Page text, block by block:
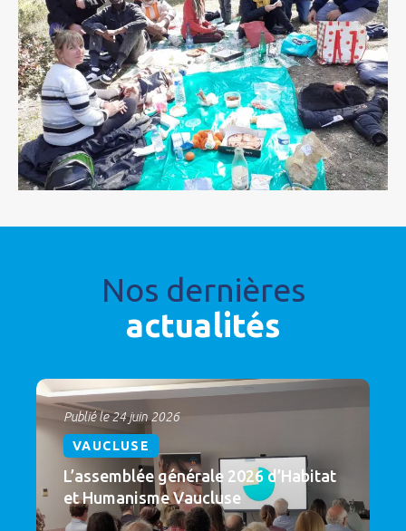
Nos dernières
actualités
Publié le 24 juin 2026
VAUCLUSE
L’assemblée générale 2026 d’Habitat
et Humanisme Vaucluse